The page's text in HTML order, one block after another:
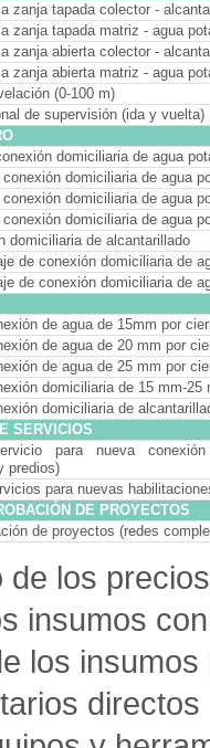
zanja tapada colector -
zanja tapada matriz - agua
zanja abierta colector -
zanja abierta matriz - agua
(0-100 m)
de supervisión (ida y vuelta)
domiciliaria de agua
domiciliaria de agua
domiciliaria de agua
domiciliaria de agua
domiciliaria de alcantarillado
de conexión domiciliaria de
de conexión domiciliaria de
de agua de 15mm por
de agua de 20 mm por
de agua de 25 mm por
domiciliaria de 15 mm-
domiciliaria de
SERVICIOS
para nueva
predios)
para nuevas
DE PROYECTOS
de proyectos (redes
de los
insumos
los